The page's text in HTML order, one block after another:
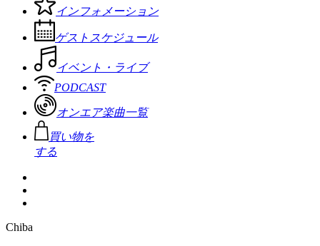
インフォメーション
ゲストスケジュール
イベント・ライブ
PODCAST
オンエア楽曲一覧
買い物を
する
Chiba